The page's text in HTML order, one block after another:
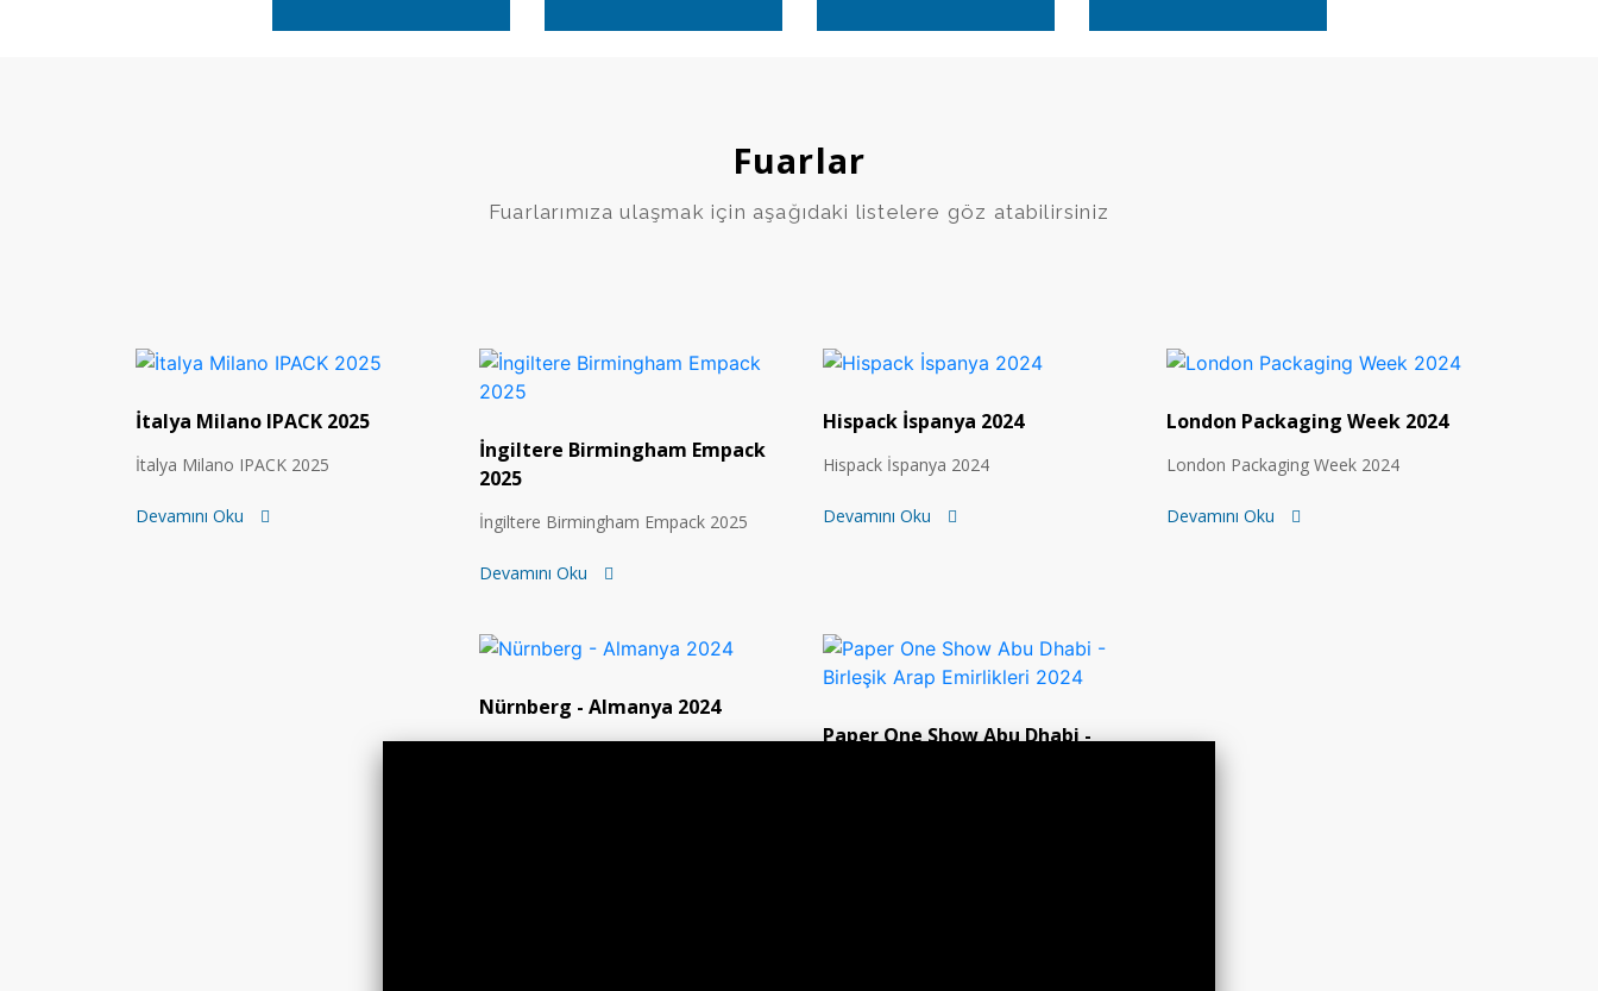
Fuarlar
Fuarlarımıza ulaşmak için aşağıdaki listelere göz atabilirsiniz
İtalya Milano IPACK 2025
İtalya Milano IPACK 2025
Devamını Oku
İngiltere Birmingham Empack
2025
İngiltere Birmingham Empack 2025
Devamını Oku
Hispack İspanya 2024
Hispack İspanya 2024
Devamını Oku
London Packaging Week 2024
London Packaging Week 2024
Devamını Oku
Nürnberg - Almanya 2024
Paper One Show Abu Dhabi -